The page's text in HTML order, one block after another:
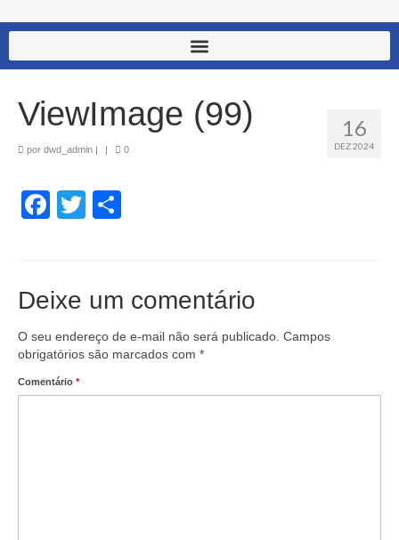
16
DEZ 2024
ViewImage (99)
por dwd_admin 0
Facebook
Twitter
Deixe um comentário
O seu endereço de e-mail não será publicado. Campos
obrigatórios são marcados com *
Comentário *